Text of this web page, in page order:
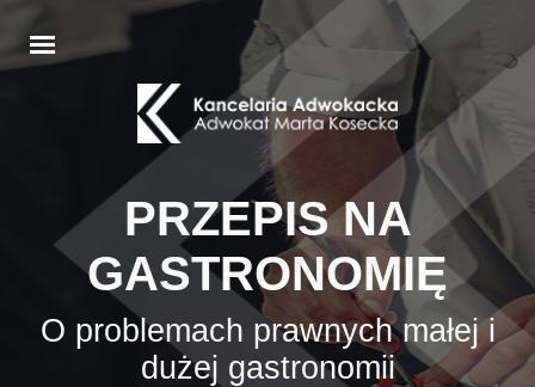
PRZEPIS NA
GASTRONOMIĘ
O problemach prawnych małej i
dużej gastronomii